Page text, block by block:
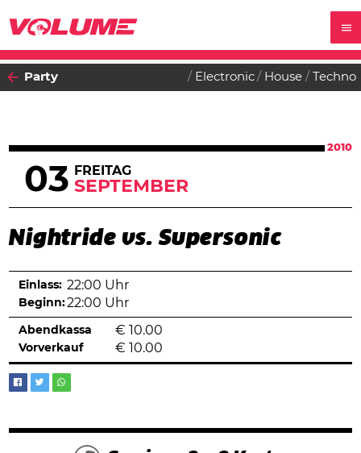
Party Electronic House Techno
2010
03 FREITAG
SEPTEMBER
Nightride vs. Supersonic
Einlass: 22:00 Uhr
Beginn:22:00 Uhr
Abendkassa € 10.00
Vorverkauf € 10.00